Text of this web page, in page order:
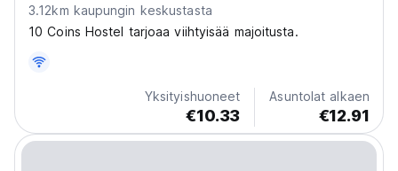
3.12km kaupungin keskustasta
10 Coins Hostel tarjoaa viihtyisää majoitusta.
Yksityishuoneet
€10.33
Asuntolat alkaen
€12.91